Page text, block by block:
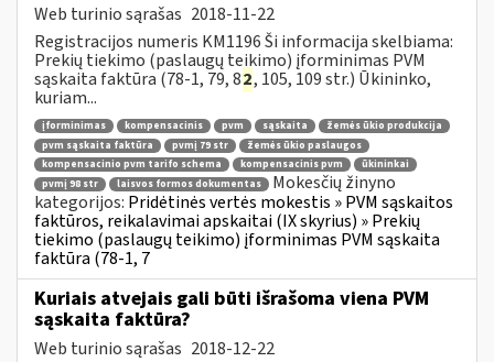
Web turinio sąrašas 2018-11-22
Registracijos numeris KM1196 Ši informacija skelbiama:
Prekių tiekimo (paslaugų teikimo) įforminimas PVM
sąskaita faktūra (78-1, 79, 82, 105, 109 str.) Ūkininko,
kuriam...
įforminimas kompensacinis pvm sąskaita
žemės ūkio produkcija
pvm sąskaita faktūra
pvmį 79 str
žemės ūkio paslaugos
kompensacinio pvm tarifo schema
kompensacinis pvm
ūkininkai
pvmį 98 str
laisvos formos dokumentas
Mokesčių žinyno
kategorijos: Pridėtinės vertės mokestis » PVM sąskaitos
faktūros, reikalavimai apskaitai (IX skyrius) » Prekių
tiekimo (paslaugų teikimo) įforminimas PVM sąskaita
faktūra (78-1, 7
Kuriais atvejais gali būti išrašoma viena PVM
sąskaita faktūra?
Web turinio sąrašas 2018-12-22